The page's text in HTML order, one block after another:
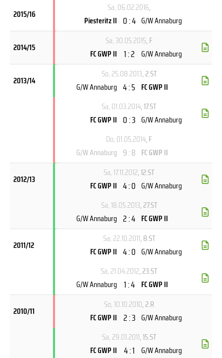
2015/16
Sa, 06.02.2016,
Piesteritz II 0 : 4 G/W Annaburg
2014/15
Sa, 30.05.2015, F
FC GWP II 1 : 2 G/W Annaburg
2013/14
So, 25.08.2013, 2.ST
G/W Annaburg 4 : 5 FC GWP II
Sa, 01.03.2014, 17.ST
FC GWP II 0 : 3 G/W Annaburg
Do, 01.05.2014, F
G/W Annaburg 9 : 8 FC GWP II
2012/13
Sa, 17.11.2012, 12.ST
FC GWP II 4 : 0 G/W Annaburg
Sa, 18.05.2013, 27.ST
G/W Annaburg 2 : 4 FC GWP II
2011/12
Sa, 22.10.2011, 8.ST
FC GWP II 4 : 0 G/W Annaburg
Sa, 21.04.2012, 23.ST
G/W Annaburg 1 : 4 FC GWP II
2010/11
So, 10.10.2010, 2.R
FC GWP II 2 : 3 G/W Annaburg
Sa, 29.01.2011, 15.ST
FC GWP II 4 : 1 G/W Annaburg